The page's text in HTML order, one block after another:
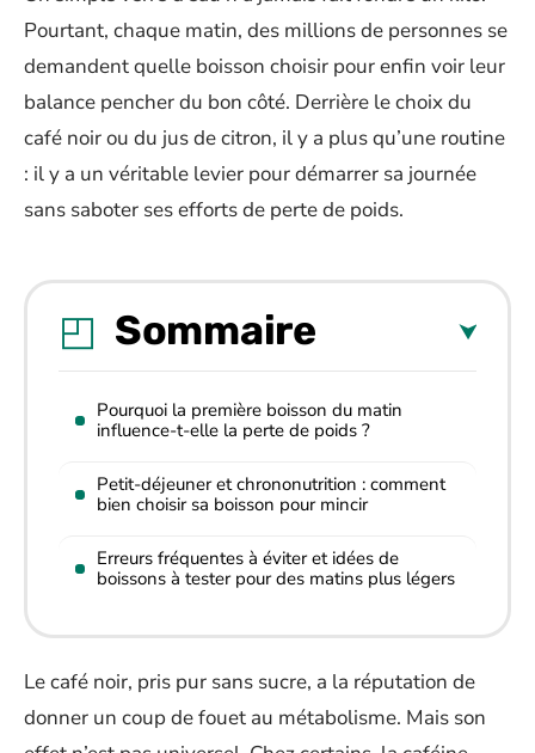
Pourtant, chaque matin, des millions de personnes se
demandent quelle boisson choisir pour enfin voir leur
balance pencher du bon côté. Derrière le choix du
café noir ou du jus de citron, il y a plus qu’une routine
: il y a un véritable levier pour démarrer sa journée
sans saboter ses efforts de perte de poids.
Sommaire
Pourquoi la première boisson du matin
influence-t-elle la perte de poids ?
Petit-déjeuner et chrononutrition : comment
bien choisir sa boisson pour mincir
Erreurs fréquentes à éviter et idées de
boissons à tester pour des matins plus légers
Le café noir, pris pur sans sucre, a la réputation de
donner un coup de fouet au métabolisme. Mais son